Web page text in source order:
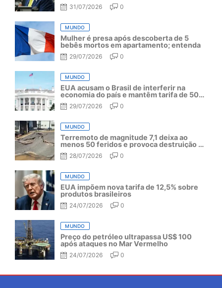
31/07/2026 0
MUNDO
Mulher é presa após descoberta de 5
bebês mortos em apartamento; entenda
29/07/2026 0
MUNDO
EUA acusam o Brasil de interferir na
economia do país e mantêm tarifa de 50%
por mais um ano
29/07/2026 0
MUNDO
Terremoto de magnitude 7,1 deixa ao
menos 50 feridos e provoca destruição no
Japão
28/07/2026 0
MUNDO
EUA impõem nova tarifa de 12,5% sobre
produtos brasileiros
24/07/2026 0
MUNDO
Preço do petróleo ultrapassa US$ 100
após ataques no Mar Vermelho
24/07/2026 0